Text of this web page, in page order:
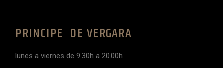
PRINCIPE DE VERGARA
lunes a viernes de 9.30h a 20.00h